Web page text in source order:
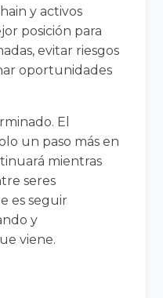
y activos
posición para
evitar riesgos
oportunidades
El
un paso más en
mientras
seres
es seguir
y
viene.